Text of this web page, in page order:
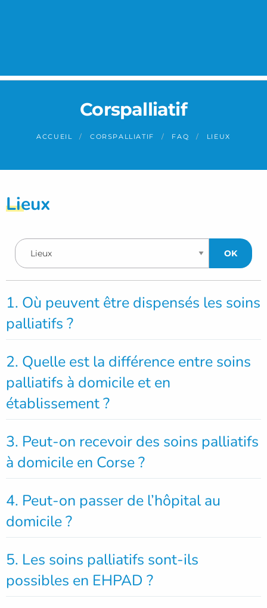
Corspalliatif
ACCUEIL CORSPALLIATIF FAQ LIEUX
Lieux
1. Où peuvent être dispensés les soins
palliatifs ?
2. Quelle est la différence entre soins
palliatifs à domicile et en
établissement ?
3. Peut-on recevoir des soins palliatifs
à domicile en Corse ?
4. Peut-on passer de l’hôpital au
domicile ?
5. Les soins palliatifs sont-ils
possibles en EHPAD ?